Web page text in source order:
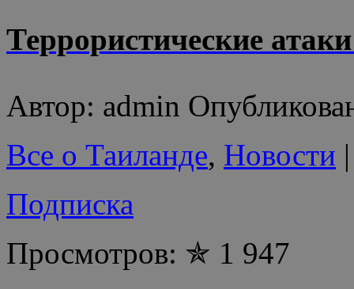
Террористические
Автор: admin
Все о Таиланде, Новости |
Подписка
Просмотров: ✯ 1 947